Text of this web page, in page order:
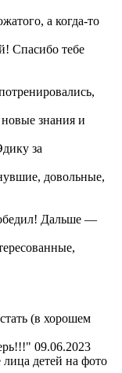
а когда-то
Спасибо тебе
знания и
за
довольные,
Дальше —
(в хорошем
09.06.2023
детей на фото